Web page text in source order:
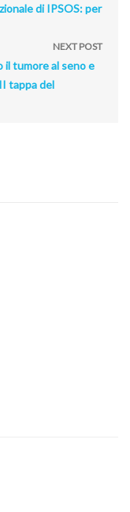
di IPSOS: per
NEXT POST
il tumore al seno e
tappa del